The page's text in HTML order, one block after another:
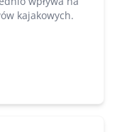
kajakowych.